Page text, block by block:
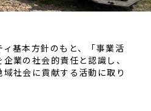
基本方針のもと、「事業活
業の社会的責任と認識し、
社会に貢献する活動に取り